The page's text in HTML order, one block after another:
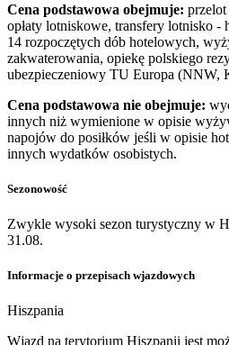
Cena podstawowa obejmuje:
opłaty lotniskowe, transfery lotnisko -
14 rozpoczętych dób hotelowych,
zakwaterowania, opiekę polskiego
ubezpieczeniowy TU Europa (NNW,
Cena podstawowa nie obejmuje:
innych niż wymienione w opisie
napojów do posiłków jeśli w opisie
innych wydatków osobistych.
Sezonowość
Zwykle wysoki sezon turystyczny w
31.08.
Informacje o przepisach wjazdowych
Hiszpania
​Wjazd na terytorium Hiszpanii jest